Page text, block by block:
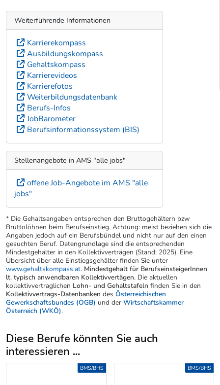
Weiterführende Informationen
Karrierekompass
Ausbildungskompass
Gehaltskompass
Karrierevideos
Karrierefotos
Weiterbildungsdatenbank
Berufs-Infos
JobBarometer
Berufsinformationssystem (BIS)
Stellenangebote in AMS "alle jobs"
offene Job-Angebote im AMS "alle
jobs"
* Die Gehaltsangaben entsprechen den Bruttogehältern bzw
Bruttolöhnen beim Berufseinstieg. Achtung: meist beziehen sich die
Angaben jedoch auf ein Berufsbündel und nicht nur auf den einen
gesuchten Beruf. Datengrundlage sind die entsprechenden
Mindestgehälter in den Kollektivverträgen (Stand: 2025). Eine
Übersicht über alle Einstiegsgehälter finden Sie unter
www.gehaltskompass.at. Mindestgehalt für BerufseinsteigerInnen
lt. typisch anwendbaren Kollektivvertägen. Die aktuellen
kollektivvertraglichen Lohn- und Gehaltstafeln finden Sie in den
Kollektivvertrags-Datenbanken des Österreichischen
Gewerkschaftsbundes (ÖGB) und der Wirtschaftskammer
Österreich (WKÖ).
Diese Berufe könnten Sie auch
interessieren ...
Uber weitere Berufsvorschläge
BMS/BHS BMS/BHS